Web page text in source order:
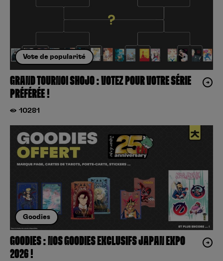
Vote de popularité
GRAND TOURNOI SHOJO : VOTEZ POUR VOTRE SÉRIE
PRÉFÉRÉE !
10281
Goodies
GOODIES : NOS GOODIES EXCLUSIFS JAPAN EXPO
2026 !